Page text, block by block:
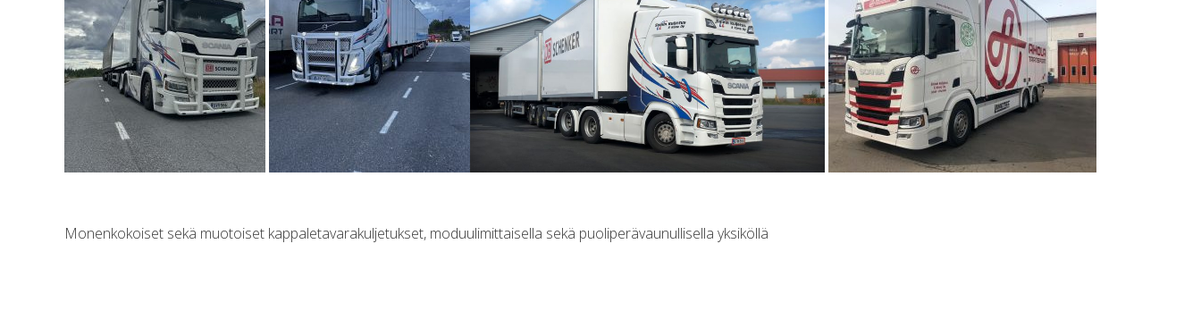
Monenkokoiset sekä muotoiset kappaletavarakuljetukset, moduulimittaisella sekä puoliperävaunullisella yksiköllä